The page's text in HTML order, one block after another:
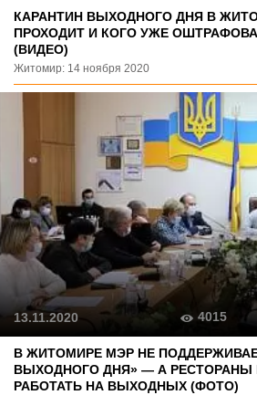
КАРАНТИН ВЫХОДНОГО ДНЯ В
ПРОХОДИТ И КОГО УЖЕ
(ВИДЕО)
Житомир: 14 ноября 2020
В ЖИТОМИРЕ МЭР НЕ
ВЫХОДНОГО ДНЯ» — А РЕСТОРАНЫ
РАБОТАТЬ НА ВЫХОДНЫХ (ФОТО)
13.11.2020 4015